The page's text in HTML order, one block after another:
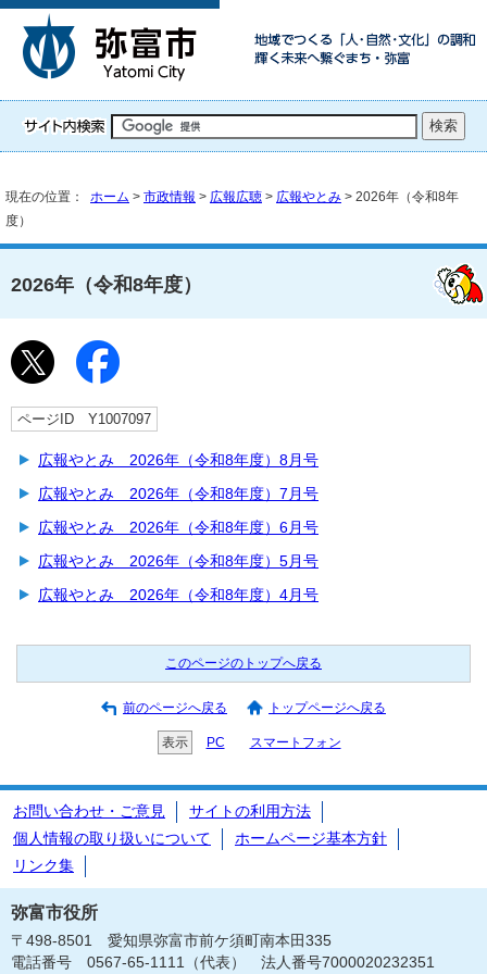
現在の位置： ホーム > 市政情報 > 広報広聴 > 広報やとみ > 2026年（令和8年
度）
2026年（令和8年度）
ページID Y1007097
広報やとみ 2026年（令和8年度）8月号
広報やとみ 2026年（令和8年度）7月号
広報やとみ 2026年（令和8年度）6月号
広報やとみ 2026年（令和8年度）5月号
広報やとみ 2026年（令和8年度）4月号
このページのトップへ戻る
前のページへ戻る トップページへ戻る
表示 PC スマートフォン
お問い合わせ・ご意見
サイトの利用方法
個人情報の取り扱いについて
ホームページ基本方針
リンク集
弥富市役所
〒498-8501 愛知県弥富市前ケ須町南本田335
電話番号 0567-65-1111（代表） 法人番号7000020232351